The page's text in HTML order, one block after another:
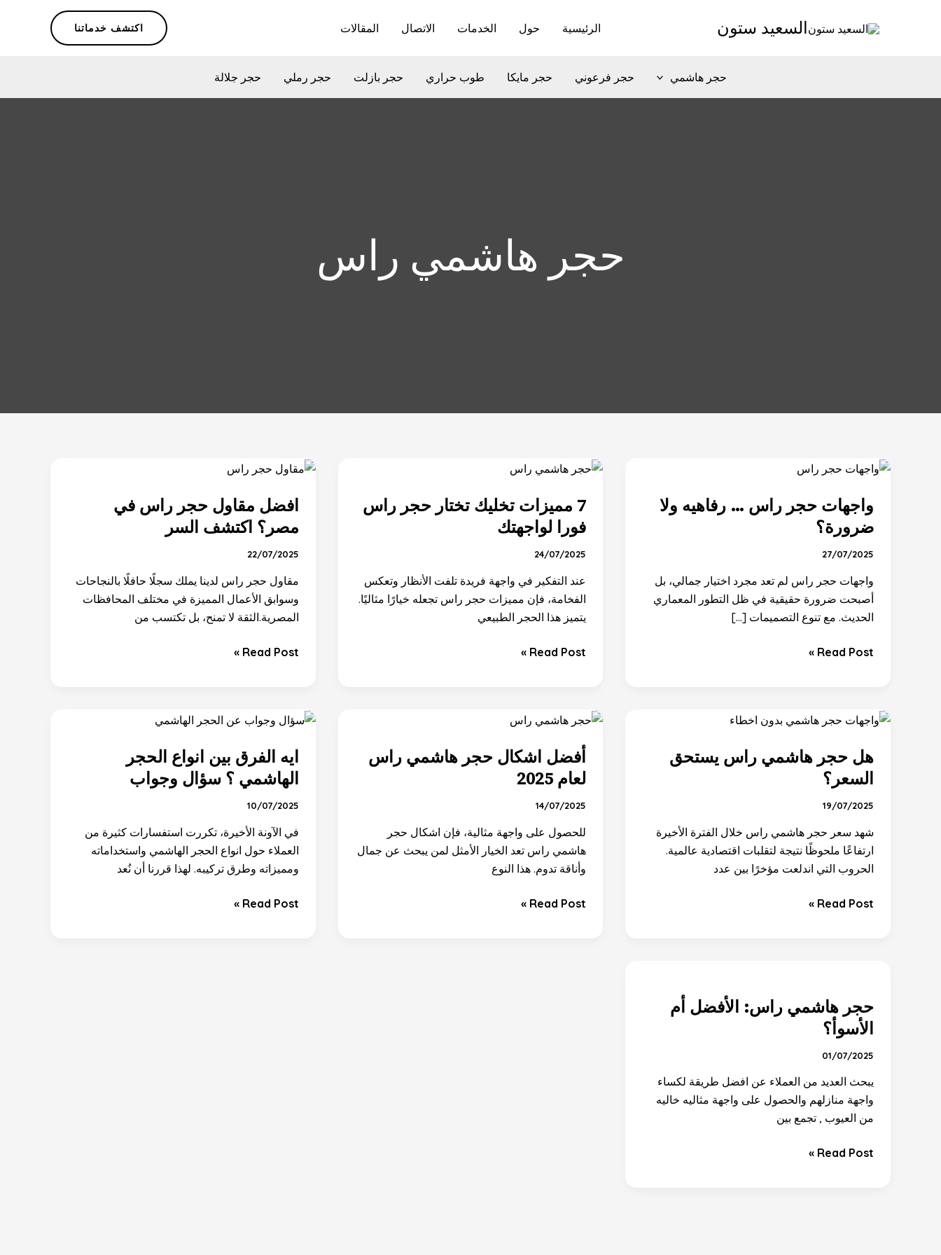
السعيد ستون الرئيسية حول الخدمات الاتصال المقالات اكتشف خدماتنا
حجر هاشمي حجر فرعوني حجر مايكا طوب حراري حجر بازلت حجر رملي حجر جلالة
حجر هاشمي راس
واجهات حجر راس … رفاهيه ولا
ضرورة؟
27/07/2025
واجهات حجر راس لم تعد مجرد اختيار جمالي، بل
أصبحت ضرورة حقيقية في ظل التطور المعماري
الحديث. مع تنوع التصميمات […]
واجهات
راس
رفاهيه
ولا
ضرورة؟
Read Post »
7 مميزات تخليك تختار حجر راس
فورا لواجهتك
24/07/2025
عند التفكير في واجهة فريدة تلفت الأنظار وتعكس
الفخامة، فإن مميزات حجر راس تجعله خيارًا مثاليًا.
يتميز هذا الحجر الطبيعي
7
تخليك
تختار
حجر
راس
فورا
لواجهتك
Read Post »
افضل مقاول حجر راس في
مصر؟ اكتشف السر
22/07/2025
مقاول حجر راس لدينا يملك سجلًا حافلًا بالنجاحات
وسوابق الأعمال المميزة في مختلف المحافظات
المصرية.الثقة لا تمنح، بل تكتسب من
افضل
حجر
مصر؟
اكتشف
السر
Read Post »
هل حجر هاشمي راس يستحق
السعر؟
19/07/2025
شهد سعر حجر هاشمي راس خلال الفترة الأخيرة
ارتفاعًا ملحوظًا نتيجة لتقلبات اقتصادية عالمية.
الحروب التي اندلعت مؤخرًا بين عدد
هل
هاشمي
راس
السعر؟
Read Post »
أفضل اشكال حجر هاشمي راس
لعام 2025
14/07/2025
للحصول على واجهة مثالية، فإن اشكال حجر
هاشمي راس تعد الخيار الأمثل لمن يبحث عن جمال
وأناقة تدوم. هذا النوع
أفضل
حجر
هاشمي
لعام
2025
Read Post »
ايه الفرق بين انواع الحجر
الهاشمي ؟ سؤال وجواب
10/07/2025
في الآونة الأخيرة، تكررت استفسارات كثيرة من
العملاء حول انواع الحجر الهاشمي واستخداماته
ومميزاته وطرق تركيبه. لهذا قررنا أن نُعد
ايه
بين
انواع
الحجر
الهاشمي
؟
سؤال
وجواب
Read Post »
حجر هاشمي راس: الأفضل أم
الأسوأ؟
01/07/2025
يبحث العديد من العملاء عن افضل طريقة لكساء
واجهة منازلهم والحصول على واجهة مثاليه خاليه
من العيوب , تجمع بين
راس:
الأفضل
الأسوأ؟
Read Post »